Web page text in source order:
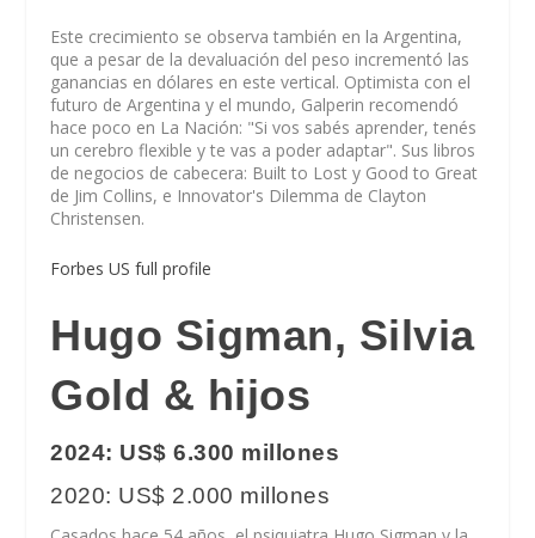
Este crecimiento se observa también en la Argentina,
que a pesar de la devaluación del peso incrementó las
ganancias en dólares en este vertical. Optimista con el
futuro de Argentina y el mundo, Galperin recomendó
hace poco en La Nación: "Si vos sabés aprender, tenés
un cerebro flexible y te vas a poder adaptar". Sus libros
de negocios de cabecera: Built to Lost y Good to Great
de Jim Collins, e Innovator's Dilemma de Clayton
Christensen.
Forbes US full profile
Hugo Sigman, Silvia
Gold & hijos
2024: US$ 6.300 millones
2020: US$ 2.000 millones